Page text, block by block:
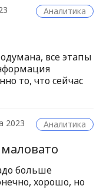
Аналитика
все этапы
то, что сейчас
2023 Аналитика
больше
хорошо, но